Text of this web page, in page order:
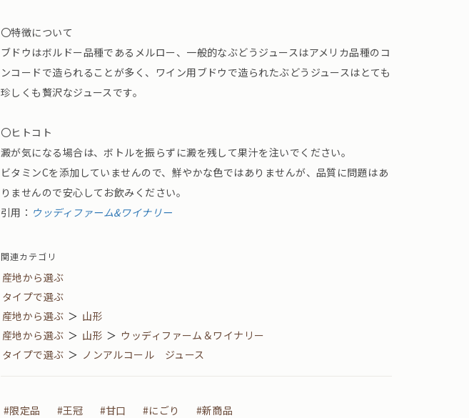
〇特徴について
ブドウはボルドー品種であるメルロー、一般的なぶどうジュースはアメリカ品種のコ
ンコードで造られることが多く、ワイン用ブドウで造られたぶどうジュースはとても
珍しくも贅沢なジュースです。
〇ヒトコト
澱が気になる場合は、ボトルを振らずに澱を残して果汁を注いでください。
ビタミンCを添加していませんので、鮮やかな色ではありませんが、品質に問題はあ
りませんので安心してお飲みください。
引用： ウッディファーム&ワイナリー
関連カテゴリ
産地から選ぶ
タイプで選ぶ
産地から選ぶ ＞ 山形
産地から選ぶ ＞ 山形 ＞ ウッディファーム＆ワイナリー
タイプで選ぶ ＞ ノンアルコール ジュース
#限定品 #王冠 #甘口 #にごり #新商品